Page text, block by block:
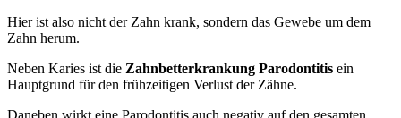
Hier ist also nicht der Zahn krank, sondern das Gewebe um dem
Zahn herum.
Neben Karies ist die Zahnbetterkrankung Parodontitis ein
Hauptgrund für den frühzeitigen Verlust der Zähne.
Daneben wirkt eine Parodontitis auch negativ auf den gesamten